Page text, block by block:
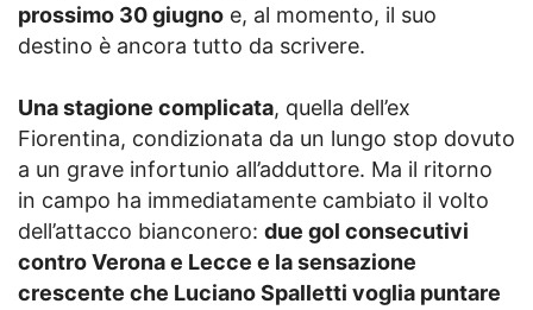
prossimo 30 giugno e, al momento, il suo
destino è ancora tutto da scrivere.
Una stagione complicata, quella dell’ex
Fiorentina, condizionata da un lungo stop dovuto
a un grave infortunio all’adduttore. Ma il ritorno
in campo ha immediatamente cambiato il volto
dell’attacco bianconero: due gol consecutivi
contro Verona e Lecce e la sensazione
crescente che Luciano Spalletti voglia puntare